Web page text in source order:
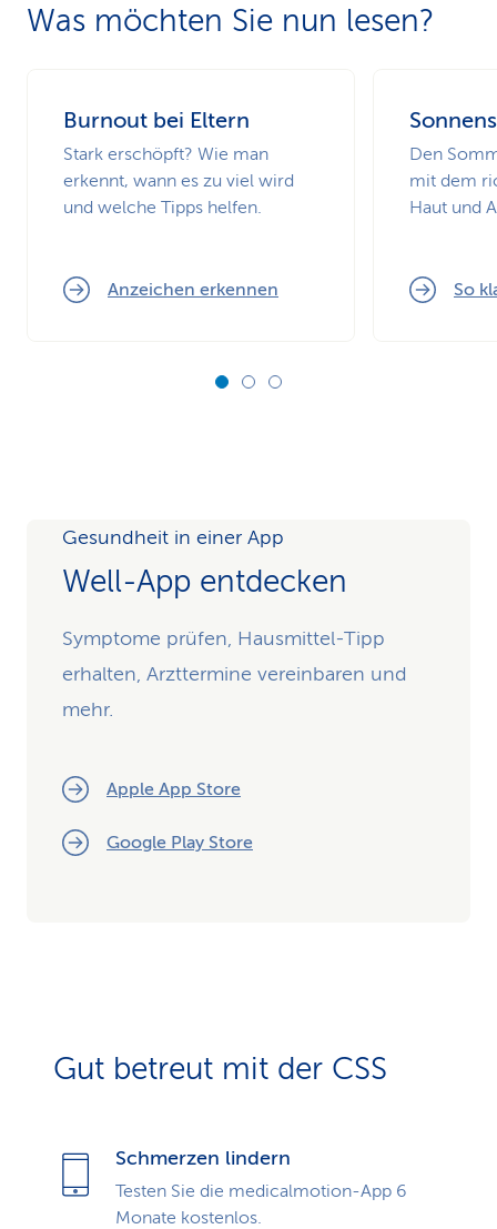
Was möchten Sie nun lesen?
Burnout bei Eltern
Stark erschöpft? Wie man
erkennt, wann es zu viel wird
und welche Tipps helfen.
Anzeichen erkennen
Den
mit dem
Haut und
So
Gesundheit in einer App
Well-App entdecken
Symptome prüfen, Hausmittel-Tipp
erhalten, Arzttermine vereinbaren und
mehr.
Apple App Store
Google Play Store
Gut betreut mit der CSS
Schmerzen lindern
Testen Sie die medicalmotion-App 6
Monate kostenlos.